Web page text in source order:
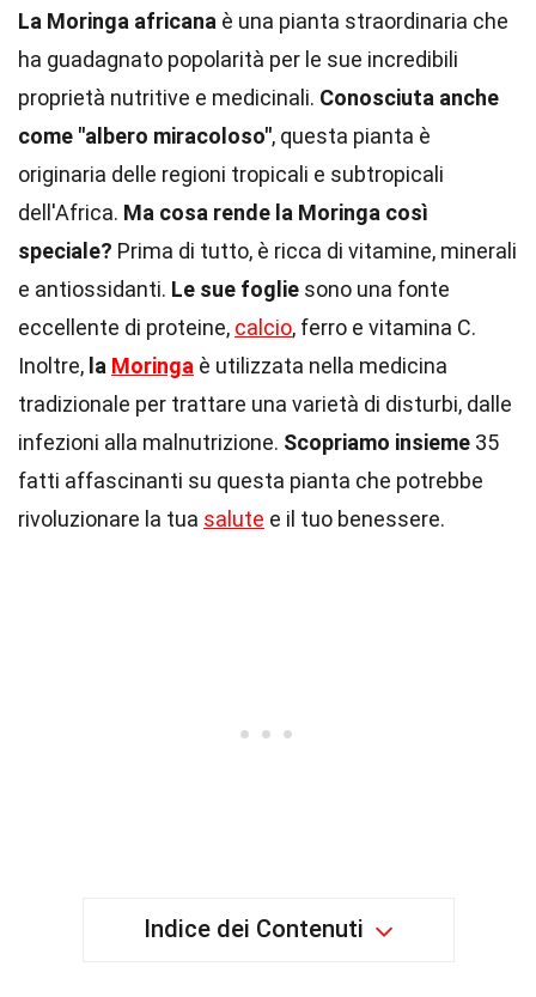
La Moringa africana è una pianta straordinaria che
ha guadagnato popolarità per le sue incredibili
proprietà nutritive e medicinali. Conosciuta anche
come "albero miracoloso", questa pianta è
originaria delle regioni tropicali e subtropicali
dell'Africa. Ma cosa rende la Moringa così
speciale? Prima di tutto, è ricca di vitamine, minerali
e antiossidanti. Le sue foglie sono una fonte
eccellente di proteine, calcio, ferro e vitamina C.
Inoltre, la Moringa è utilizzata nella medicina
tradizionale per trattare una varietà di disturbi, dalle
infezioni alla malnutrizione. Scopriamo insieme 35
fatti affascinanti su questa pianta che potrebbe
rivoluzionare la tua salute e il tuo benessere.
Indice dei Contenuti